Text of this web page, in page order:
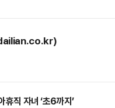
직 자녀 ‘초6까지’